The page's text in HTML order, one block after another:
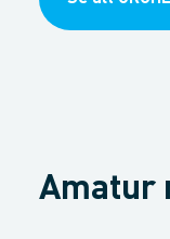
Amatur